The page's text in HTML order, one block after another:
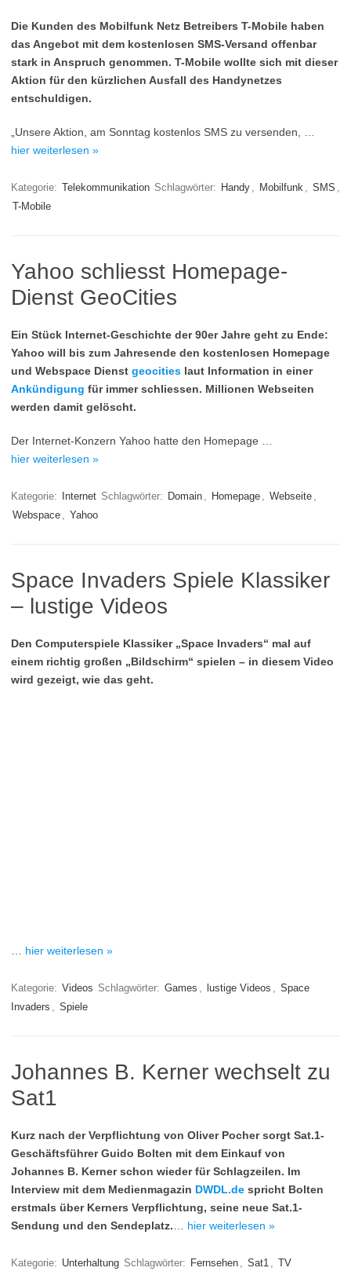
Die Kunden des Mobilfunk Netz Betreibers T-Mobile haben
das Angebot mit dem kostenlosen SMS-Versand offenbar
stark in Anspruch genommen. T-Mobile wollte sich mit dieser
Aktion für den kürzlichen Ausfall des Handynetzes
entschuldigen.
„Unsere Aktion, am Sonntag kostenlos SMS zu versenden, …
hier weiterlesen »
Kategorie: Telekommunikation Schlagwörter: Handy , Mobilfunk , SMS ,
T-Mobile
Yahoo schliesst Homepage-
Dienst GeoCities
Ein Stück Internet-Geschichte der 90er Jahre geht zu Ende:
Yahoo will bis zum Jahresende den kostenlosen Homepage
und Webspace Dienst geocities laut Information in einer
Ankündigung für immer schliessen. Millionen Webseiten
werden damit gelöscht.
Der Internet-Konzern Yahoo hatte den Homepage …
hier weiterlesen »
Kategorie: Internet Schlagwörter: Domain , Homepage , Webseite ,
Webspace , Yahoo
Space Invaders Spiele Klassiker
– lustige Videos
Den Computerspiele Klassiker „Space Invaders“ mal auf
einem richtig großen „Bildschirm“ spielen – in diesem Video
wird gezeigt, wie das geht.
hier weiterlesen »
Kategorie: Videos Schlagwörter: Games , lustige Videos , Space
Invaders , Spiele
Johannes B. Kerner wechselt zu
Sat1
Kurz nach der Verpflichtung von Oliver Pocher sorgt Sat.1-
Geschäftsführer Guido Bolten mit dem Einkauf von
Johannes B. Kerner schon wieder für Schlagzeilen. Im
Interview mit dem Medienmagazin DWDL.de spricht Bolten
erstmals über Kerners Verpflichtung, seine neue Sat.1-
Sendung und den Sendeplatz.
hier weiterlesen »
Kategorie: Unterhaltung Schlagwörter: Fernsehen , Sat1 , TV